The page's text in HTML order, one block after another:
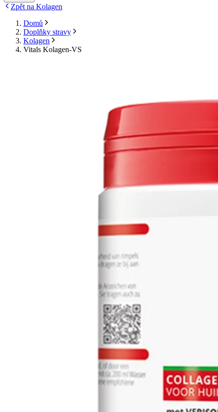
Zpět na Kolagen
Domů
Doplňky stravy
Kolagen
Vitals Kolagen-VS